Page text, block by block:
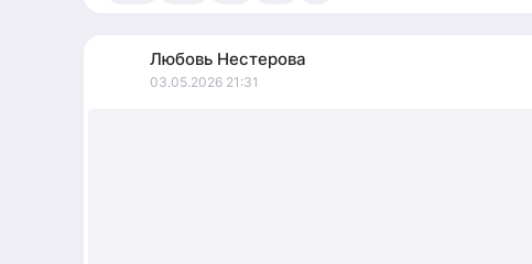
Любовь Нестерова
03.05.2026 21:31